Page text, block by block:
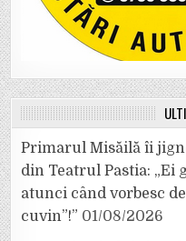
Primarul Misăilă îi
din Teatrul Pastia: „Ei
atunci când vorbesc
cuvin”!” 01/08/2026